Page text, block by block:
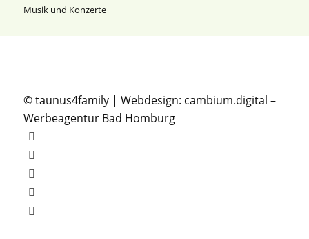
Musik und Konzerte
© taunus4family | Webdesign: cambium.digital –
Werbeagentur Bad Homburg